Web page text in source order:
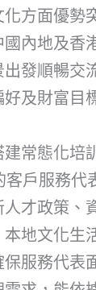
方面優勢
內地及香
發順暢交
及財富目
常態化培
戶服務代
才政策、
地文化生
服務代表